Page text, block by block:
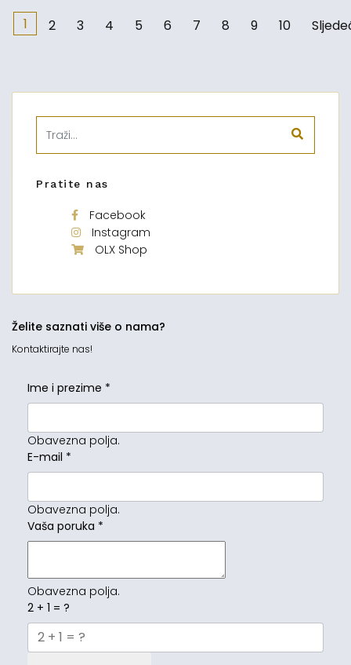
1 2 3 4 5 6 7 8 9 10
Pratite nas
Facebook
Instagram
OLX Shop
Želite saznati više o nama?
Kontaktirajte nas!
Ime i prezime *
Obavezna polja.
E-mail *
Obavezna polja.
Vaša poruka *
Obavezna polja.
2 + 1 = ?